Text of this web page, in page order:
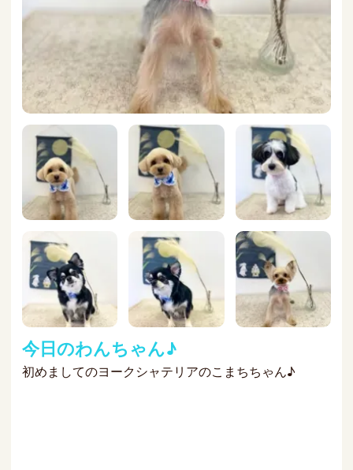
今日のわんちゃん♪
初めましてのヨークシャテリアのこまちちゃん♪